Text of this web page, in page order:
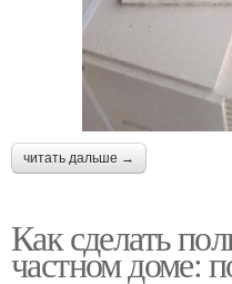
читать дальше →
Как сделать
частном доме: